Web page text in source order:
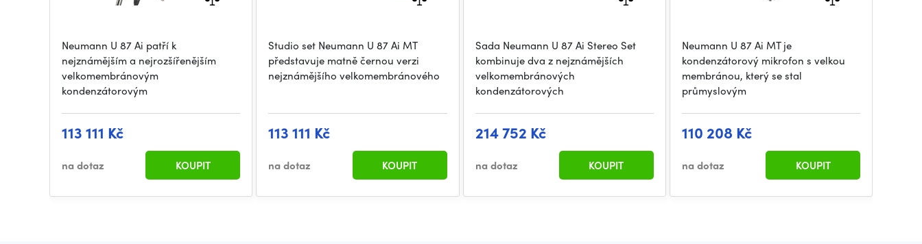
Neumann U 87 Ai patří k
nejznámějším a nejrozšířenějším
velkomembránovým
kondenzátorovým
113 111 Kč
na dotaz KOUPIT
Studio set Neumann U 87 Ai MT
představuje matně černou verzi
nejznámějšího velkomembránového
113 111 Kč
na dotaz KOUPIT
Sada Neumann U 87 Ai Stereo Set
kombinuje dva z nejznámějších
velkomembránových
kondenzátorových
214 752 Kč
na dotaz KOUPIT
Neumann U 87 Ai MT je
kondenzátorový mikrofon s velkou
membránou, který se stal
průmyslovým
110 208 Kč
na dotaz KOUPIT